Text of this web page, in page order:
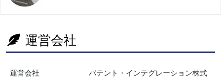
運営会社
運営会社
パテント・インテグレーション株式